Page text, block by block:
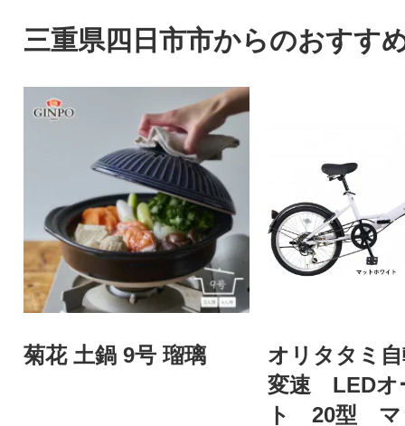
三重県四日市市からのおすす
菊花 土鍋 9号 瑠璃
オリタタミ
変速 LEDオ
ト 20型 マ